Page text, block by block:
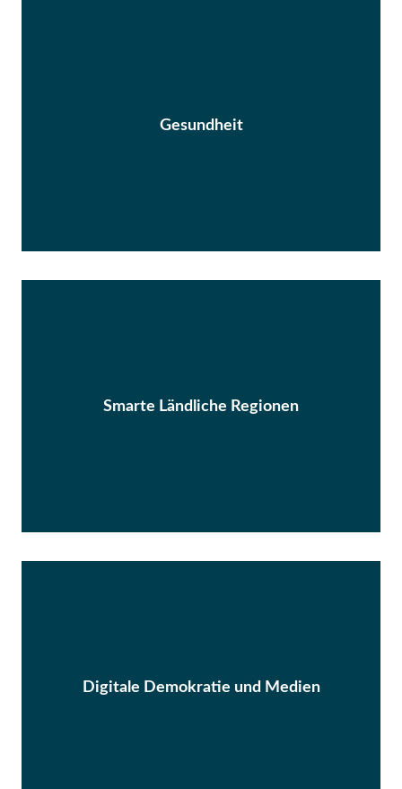
Gesundheit
Smarte Ländliche Regionen
Digitale Demokratie und Medien